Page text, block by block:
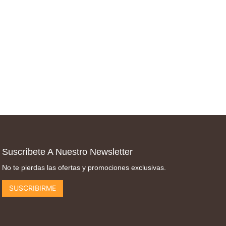
Suscríbete A Nuestro Newsletter
No te pierdas las ofertas y promociones exclusivas.
SUSCRIBIRME